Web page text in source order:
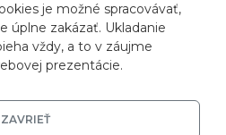
je možné spracovávať,
úplne zakázať. Ukladanie
vždy, a to v záujme
prezentácie.
ZAVRIEŤ